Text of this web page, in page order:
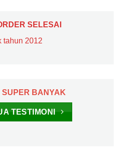
SELESAI
tahun 2012
SUPER BANYAK
TESTIMONI